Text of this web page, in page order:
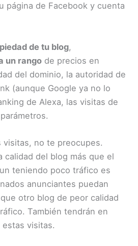
página de Facebook y cuenta
de tu blog,
un rango de precios en
del dominio, la autoridad de
(aunque Google ya no lo
de Alexa, las visitas de
visitas, no te preocupes.
calidad del blog más que el
teniendo poco tráfico es
anunciantes puedan
otro blog de peor calidad
También tendrán en
visitas.